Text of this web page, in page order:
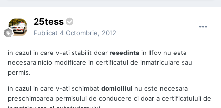
25tess
Publicat 4 Octombrie, 2012
in cazul in care v-ati stabilit doar resedinta in Ilfov nu este
necesara nicio modificare in certificatul de inmatriculare sau
permis.
in cazul in care v-ati schimbat domiciliul nu este necesara
preschimbarea permisului de conducere ci doar a certificatuluii de